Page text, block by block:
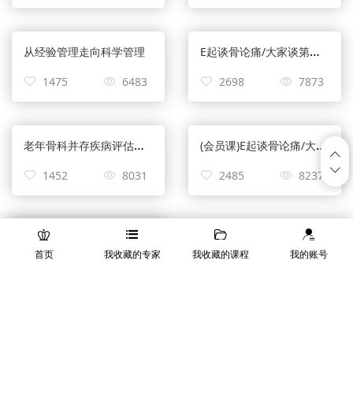
从经验管理走向科学管理
1475
6483
E起谈骨论痛/大家谈第一期
2698 7873
老年骨科并存疾病评估与安全性
1452 8031
(会员课)E起谈骨论痛/大家谈第一期
2485 8237
首页 我收藏的专家 我收藏的课程 我的账号